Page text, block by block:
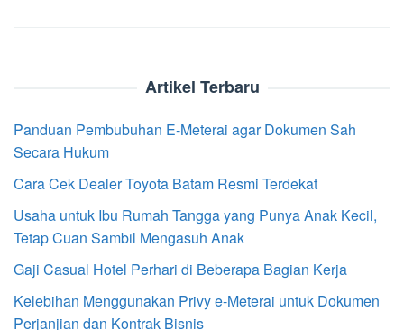
Artikel Terbaru
Panduan Pembubuhan E-Meterai agar Dokumen Sah
Secara Hukum
Cara Cek Dealer Toyota Batam Resmi Terdekat
Usaha untuk Ibu Rumah Tangga yang Punya Anak Kecil,
Tetap Cuan Sambil Mengasuh Anak
Gaji Casual Hotel Perhari di Beberapa Bagian Kerja
Kelebihan Menggunakan Privy e-Meterai untuk Dokumen
Perjanjian dan Kontrak Bisnis